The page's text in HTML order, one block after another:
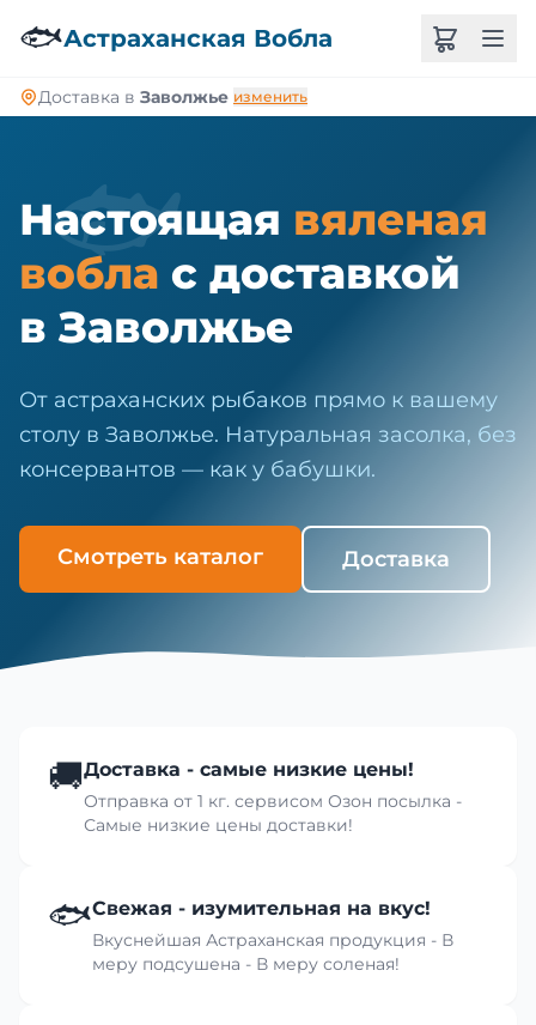
🐟Астраханская Вобла
Доставка в Заволжье изменить
🐟
Настоящая вяленая
вобла с доставкой
в Заволжье
От астраханских рыбаков прямо к вашему
столу в Заволжье. Натуральная засолка, без
консервантов — как у бабушки.
Смотреть каталог Доставка
🚚Доставка - самые низкие цены!
Отправка от 1 кг. сервисом Озон посылка -
Самые низкие цены доставки!
🐟Свежая - изумительная на вкус!
Вкуснейшая Астраханская продукция - В
меру подсушена - В меру соленая!